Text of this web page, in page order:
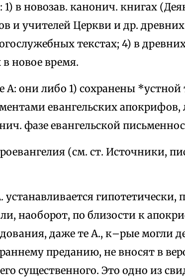
1) в новозав. канонич. книгах
и учителей Церкви и др. древних
текстах; 4) в
новое время.
А: они либо 1) сохранены *устной
евангельских
фазе евангельской
(см. ст. Источники,
гипотетически,
наоборот, по близости к
даже те А., к–рые могли
преданию, не вносят в
существенного. Это одно из